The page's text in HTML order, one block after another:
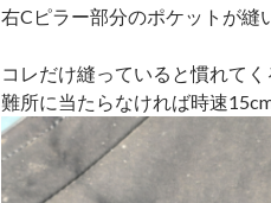
右Cピラー部分のポケットが縫
コレだけ縫っていると慣れてく
難所に当たらなければ時速